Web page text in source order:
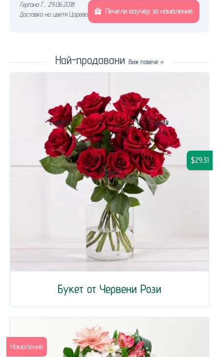
Гергана Г., 29.06.2018.
Доставка на цветя Царево
Печели ваучер за намаление.
Най-продавани Виж повече »
Букет от Червени Рози
$29.31
Намаление